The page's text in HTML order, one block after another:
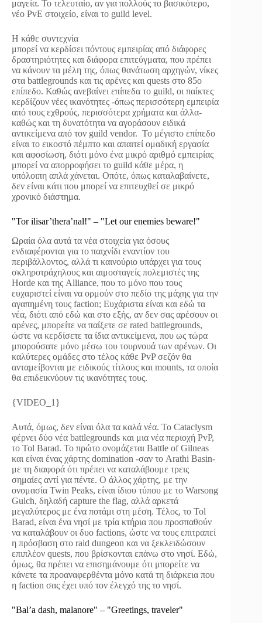
μαγεία. Το τελευταίο, αν για πολλούς το βασικότερο,
νέο PvE στοιχείο, είναι το guild level.
Η κάθε συντεχνία
μπορεί να κερδίσει πόντους εμπειρίας από διάφορες
δραστηριότητες και διάφορα επιτεύγματα, που πρέπει
να κάνουν τα μέλη της, όπως θανάτωση αρχηγών, νίκες
στα battlegrounds και τις αρένες και quests στο 85ο
επίπεδο. Καθώς ανεβαίνει επίπεδα το guild, οι παίκτες
κερδίζουν νέες ικανότητες -όπως περισσότερη εμπειρία
από τους εχθρούς, περισσότερα χρήματα και άλλα-
καθώς και τη δυνατότητα να αγοράσουν ειδικά
αντικείμενα από τον guild vendor. Το μέγιστο επίπεδο
είναι το εικοστό πέμπτο και απαιτεί ομαδική εργασία
και αφοσίωση, διότι μόνο ένα μικρό αριθμό εμπειρίας
μπορεί να απορροφήσει το guild κάθε μέρα, η
υπόλοιπη απλά χάνεται. Οπότε, όπως καταλαβαίνετε,
δεν είναι κάτι που μπορεί να επιτευχθεί σε μικρό
χρονικό διάστημα.
"Tor ilisar’thera’nal!" – "Let our enemies beware!"
Ωραία όλα αυτά τα νέα στοιχεία για όσους
ενδιαφέρονται για το παιχνίδι εναντίον του
περιβάλλοντος, αλλά τι καινούριο υπάρχει για τους
σκληροτράχηλους και αιμοσταγείς πολεμιστές της
Horde και της Alliance, που το μόνο που τους
ευχαριστεί είναι να ορμούν στο πεδίο της μάχης για την
αγαπημένη τους faction; Ευχάριστα είναι και εδώ τα
νέα, διότι από εδώ και στο εξής, αν δεν σας αρέσουν οι
αρένες, μπορείτε να παίξετε σε rated battlegrounds,
ώστε να κερδίσετε τα ίδια αντικείμενα, που ως τώρα
μπορούσατε μόνο μέσω του τουρνουά των αρένων. Οι
καλύτερες ομάδες στο τέλος κάθε PvP σεζόν θα
ανταμείβονται με ειδικούς τίτλους και mounts, τα οποία
θα επιδεικνύουν τις ικανότητες τους.
{VIDEO_1}
Αυτά, όμως, δεν είναι όλα τα καλά νέα. Το Cataclysm
φέρνει δύο νέα battlegrounds και μια νέα περιοχή PvP,
το Tol Barad. Το πρώτο ονομάζεται Battle of Gilneas
και είναι ένας χάρτης domination -σαν το Arathi Basin-
με τη διαφορά ότι πρέπει να καταλάβουμε τρεις
σημαίες αντί για πέντε. Ο άλλος χάρτης, με την
ονομασία Twin Peaks, είναι ίδιου τύπου με το Warsong
Gulch, δηλαδή capture the flag, αλλά αρκετά
μεγαλύτερος με ένα ποτάμι στη μέση. Τέλος, το Tol
Barad, είναι ένα νησί με τρία κτήρια που προσπαθούν
να καταλάβουν οι δυο factions, ώστε να τους επιτραπεί
η πρόσβαση στο raid dungeon και να ξεκλειδώσουν
επιπλέον quests, που βρίσκονται επάνω στο νησί. Εδώ,
όμως, θα πρέπει να επισημάνουμε ότι μπορείτε να
κάνετε τα προαναφερθέντα μόνο κατά τη διάρκεια που
η faction σας έχει υπό τον έλεγχό της το νησί.
"Bal’a dash, malanore" – "Greetings, traveler"